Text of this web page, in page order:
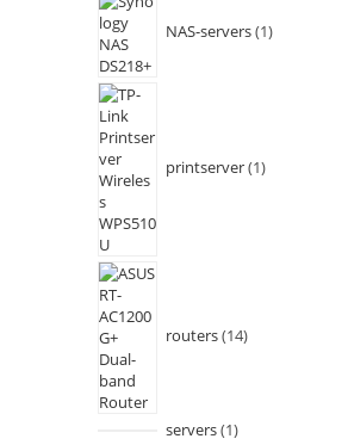
NAS-servers 1
printserver 1
routers 14
servers 1